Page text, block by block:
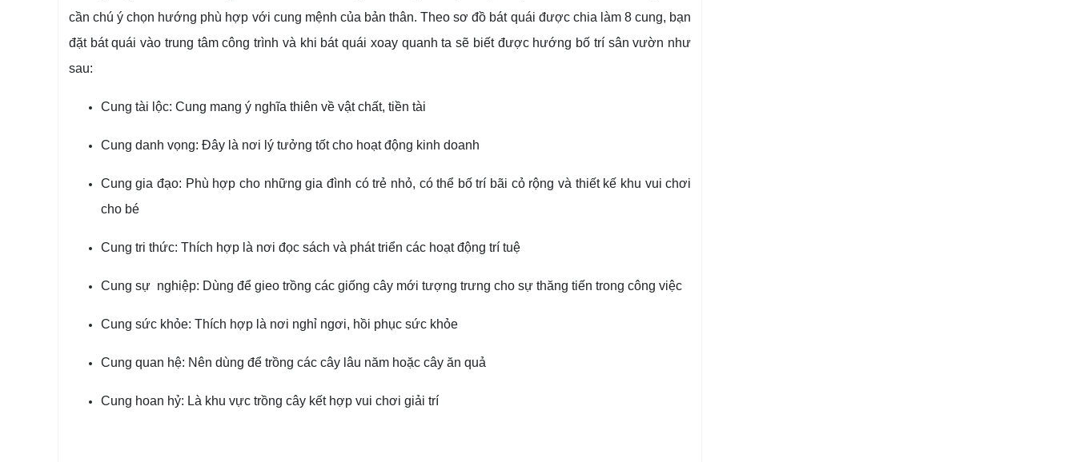
cần chú ý chọn hướng phù hợp với cung mệnh của bản thân. Theo sơ đồ bát quái được chia làm 8 cung, bạn
đặt bát quái vào trung tâm công trình và khi bát quái xoay quanh ta sẽ biết được hướng bố trí sân vườn như
sau:
Cung tài lộc: Cung mang ý nghĩa thiên về vật chất, tiền tài
Cung danh vọng: Đây là nơi lý tưởng tốt cho hoạt động kinh doanh
Cung gia đạo: Phù hợp cho những gia đình có trẻ nhỏ, có thể bố trí bãi cỏ rộng và thiết kế khu vui chơi
cho bé
Cung tri thức: Thích hợp là nơi đọc sách và phát triển các hoạt động trí tuệ
Cung sự nghiệp: Dùng để gieo trồng các giống cây mới tượng trưng cho sự thăng tiến trong công việc
Cung sức khỏe: Thích hợp là nơi nghỉ ngơi, hồi phục sức khỏe
Cung quan hệ: Nên dùng để trồng các cây lâu năm hoặc cây ăn quả
Cung hoan hỷ: Là khu vực trồng cây kết hợp vui chơi giải trí